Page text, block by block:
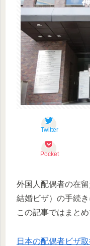
Twitter
Pocket
外国人配偶者の在
結婚ビザ）の手続
この記事ではまとめ
日本の配偶者ビザ